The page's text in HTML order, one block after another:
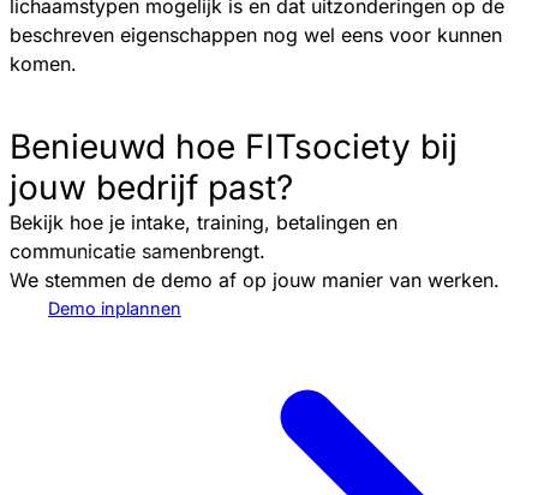
lichaamstypen mogelijk is en dat uitzonderingen op de
beschreven eigenschappen nog wel eens voor kunnen
komen.
Benieuwd hoe FITsociety bij
jouw bedrijf past?
Bekijk hoe je intake, training, betalingen en
communicatie samenbrengt.
We stemmen de demo af op jouw manier van werken.
Demo inplannen